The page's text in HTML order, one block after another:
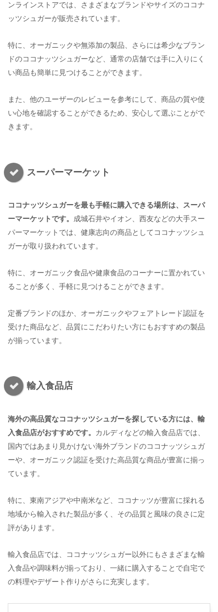
ンラインストアでは、さまざまなブランドやサイズのココナ
ッツシュガーが販売されています。
特に、オーガニックや無添加の製品、さらには希少なブラン
ドのココナッツシュガーなど、通常の店舗では手に入りにく
い商品も簡単に見つけることができます。
また、他のユーザーのレビューを参考にして、商品の質や使
い心地を確認することができるため、安心して選ぶことがで
きます。
スーパーマーケット
ココナッツシュガーを最も手軽に購入できる場所は、スーパ
ーマーケットです。
成城石井やイオン、西友などの大手スー
パーマーケットでは、健康志向の商品としてココナッツシュ
ガーが取り扱われています。
特に、オーガニック食品や健康食品のコーナーに置かれてい
ることが多く、手軽に見つけることができます。
定番ブランドのほか、オーガニックやフェアトレード認証を
受けた商品など、品質にこだわりたい方にもおすすめの製品
が揃っています。
輸入食品店
海外の高品質なココナッツシュガーを探している方には、輸
入食品店がおすすめです。
カルディなどの輸入食品店では、
国内ではあまり見かけない海外ブランドのココナッツシュガ
ーや、オーガニック認証を受けた高品質な商品が豊富に揃っ
ています。
特に、東南アジアや中南米など、ココナッツが豊富に採れる
地域から輸入された製品が多く、その品質と風味の良さに定
評があります。
輸入食品店では、ココナッツシュガー以外にもさまざまな輸
入食品や調味料が揃っており、一緒に購入することで自宅で
の料理やデザート作りがさらに充実します。